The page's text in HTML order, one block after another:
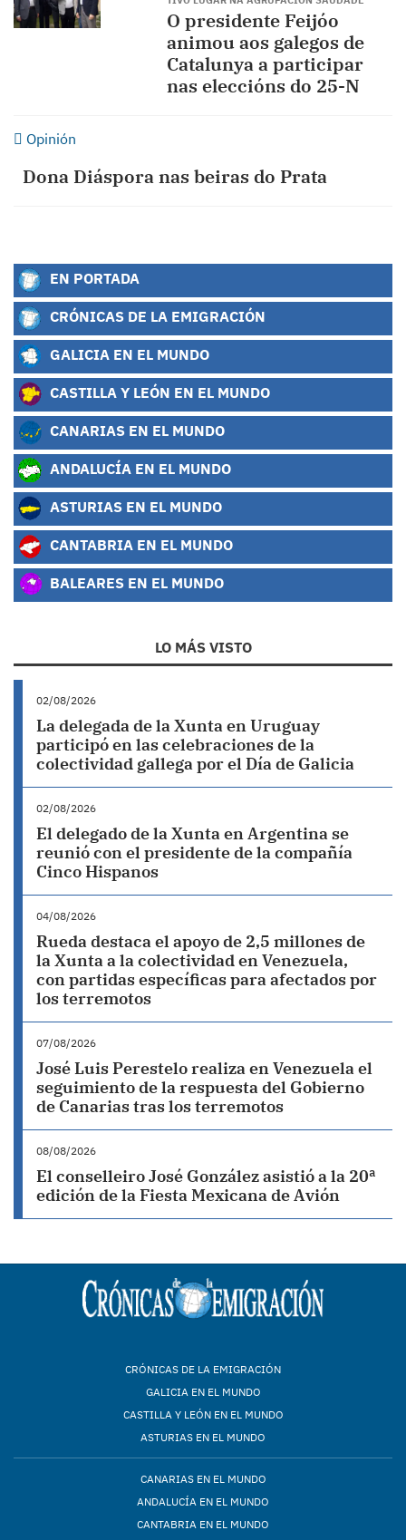
O presidente Feijóo
animou aos galegos de
Catalunya a participar
nas eleccións do 25-N
Opinión
Dona Diáspora nas beiras do Prata
EN PORTADA
CRÓNICAS DE LA EMIGRACIÓN
GALICIA EN EL MUNDO
CASTILLA Y LEÓN EN EL MUNDO
CANARIAS EN EL MUNDO
ANDALUCÍA EN EL MUNDO
ASTURIAS EN EL MUNDO
CANTABRIA EN EL MUNDO
BALEARES EN EL MUNDO
LO MÁS VISTO
02/08/2026
La delegada de la Xunta en Uruguay
participó en las celebraciones de la
colectividad gallega por el Día de Galicia
02/08/2026
El delegado de la Xunta en Argentina se
reunió con el presidente de la compañía
Cinco Hispanos
04/08/2026
Rueda destaca el apoyo de 2,5 millones de
la Xunta a la colectividad en Venezuela,
con partidas específicas para afectados por
los terremotos
07/08/2026
José Luis Perestelo realiza en Venezuela el
seguimiento de la respuesta del Gobierno
de Canarias tras los terremotos
08/08/2026
El conselleiro José González asistió a la 20ª
edición de la Fiesta Mexicana de Avión
CRÓNICAS DE LA EMIGRACIÓN
GALICIA EN EL MUNDO
CASTILLA Y LEÓN EN EL MUNDO
ASTURIAS EN EL MUNDO
CANARIAS EN EL MUNDO
ANDALUCÍA EN EL MUNDO
CANTABRIA EN EL MUNDO